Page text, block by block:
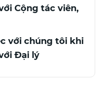
Cộng tác viên,
với chúng tôi khi
Đại lý